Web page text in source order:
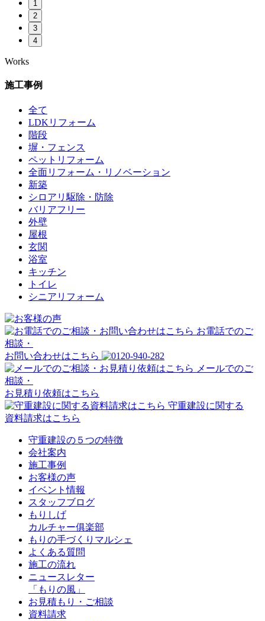
1
2
3
4
Works
施工事例
全て
LDKリフォーム
階段
塀・フェンス
ペットリフォーム
全面リフォーム・リノベーション
新築
シロアリ駆除・防除
バリアフリー
外壁
屋根
玄関
浴室
キッチン
トイレ
シニアリフォーム
お電話でのご
相談・
お問い合わせはこちら
メールでのご
相談・
お見積り依頼はこちら
守重建設に関する
資料請求はこちら
守重建設の５つの特徴
会社案内
施工事例
お客様の声
イベント情報
スタッフブログ
もりしげ
カルチャー俱楽部
もりの手づくりマルシェ
よくある質問
施工の流れ
ニュースレター
「もりの風」
お見積もり・ご相談
資料請求